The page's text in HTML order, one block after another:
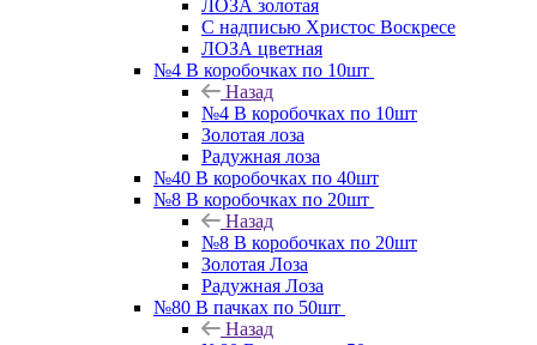
ЛОЗА золотая
С надписью Христос Воскресе
ЛОЗА цветная
№4 В коробочках по 10шт
Назад
№4 В коробочках по 10шт
Золотая лоза
Радужная лоза
№40 В коробочках по 40шт
№8 В коробочках по 20шт
Назад
№8 В коробочках по 20шт
Золотая Лоза
Радужная Лоза
№80 В пачках по 50шт
Назад